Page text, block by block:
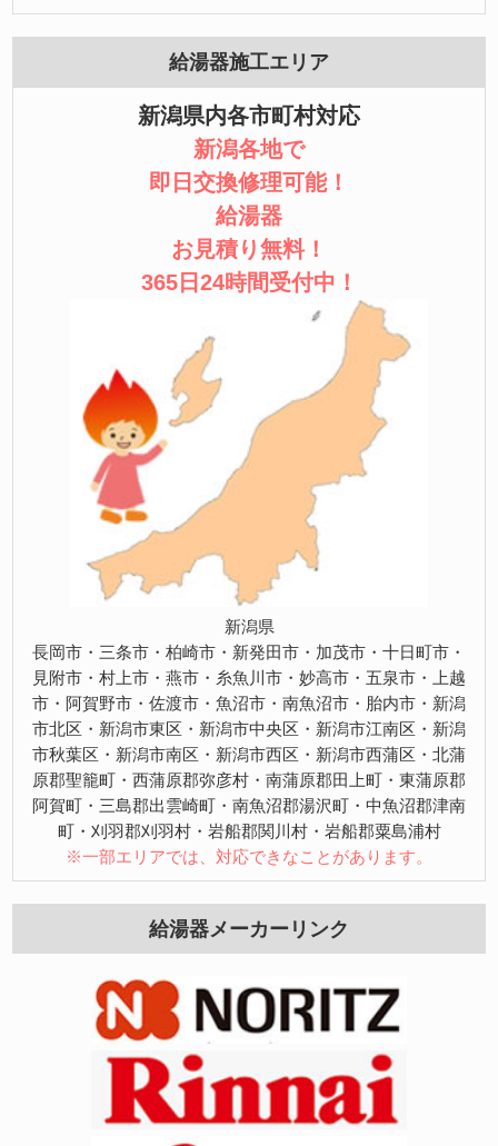
給湯器施工エリア
新潟県内各市町村対応
新潟各地で
即日交換修理可能！
給湯器
お見積り無料！
365日24時間受付中！
新潟県
長岡市・三条市・柏崎市・新発田市・加茂市・十日町市・
見附市・村上市・燕市・糸魚川市・妙高市・五泉市・上越
市・阿賀野市・佐渡市・魚沼市・南魚沼市・胎内市・新潟
市北区・新潟市東区・新潟市中央区・新潟市江南区・新潟
市秋葉区・新潟市南区・新潟市西区・新潟市西蒲区・北蒲
原郡聖籠町・西蒲原郡弥彦村・南蒲原郡田上町・東蒲原郡
阿賀町・三島郡出雲崎町・南魚沼郡湯沢町・中魚沼郡津南
町・刈羽郡刈羽村・岩船郡関川村・岩船郡粟島浦村
※一部エリアでは、対応できなことがあります。
給湯器メーカーリンク